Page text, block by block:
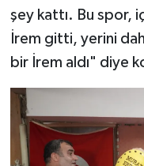
şey kattı. Bu spor,
İrem gitti, yerini
bir İrem aldı" diye